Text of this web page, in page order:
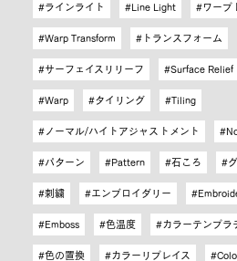
ラインライト Line Light ワープ
Warp Transform トランスフォーム
サーフェイスリリーフ Surface Relief
Warp タイリング Tiling
ノーマル/ハイトアジャストメント
パターン Pattern 石ころ
刺繍 エンブロイダリー
Emboss 色温度 カラーテンプラ
色の置換 カラーリプレイス